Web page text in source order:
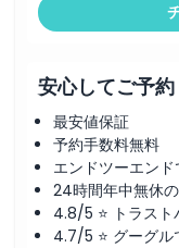
安心してご予
最安値保証
予約手数料無料
エンドツーエン
24時間年中無休
4.8/5 ⭐ トラスト
4.7/5 ⭐ グーグル